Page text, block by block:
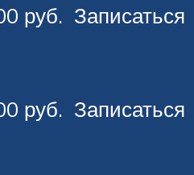
руб. Записаться
руб. Записаться